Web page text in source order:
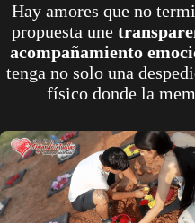
Hay amores que no
propuesta une
acompañamiento
tenga no solo una
físico donde la